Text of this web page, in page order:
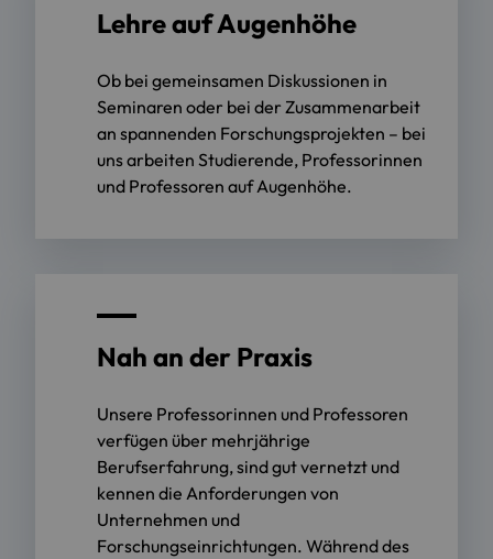
Lehre auf Augenhöhe
Ob bei gemeinsamen Diskussionen in
Seminaren oder bei der Zusammenarbeit
an spannenden Forschungsprojekten – bei
uns arbeiten Studierende, Professorinnen
und Professoren auf Augenhöhe.
Nah an der Praxis
Unsere Professorinnen und Professoren
verfügen über mehrjährige
Berufserfahrung, sind gut vernetzt und
kennen die Anforderungen von
Unternehmen und
Forschungseinrichtungen. Während des